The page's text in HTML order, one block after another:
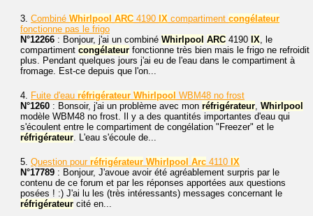
3. Combiné Whirlpool ARC 4190 IX compartiment congélateur
fonctionne pas le frigo
N°12266 : Bonjour, j'ai un combiné Whirlpool ARC 4190 IX, le
compartiment congélateur fonctionne très bien mais le frigo ne refroidit
plus. Pendant quelques jours j'ai eu de l'eau dans le compartiment à
fromage. Est-ce depuis que l'on...
4. Fuite d'eau réfrigérateur Whirlpool WBM48 no frost
N°1260 : Bonsoir, j'ai un problème avec mon réfrigérateur, Whirlpool
modèle WBM48 no frost. Il y a des quantités importantes d'eau qui
s'écoulent entre le compartiment de congélation "Freezer" et le
réfrigérateur. L'eau s'écoule de...
5. Question pour réfrigérateur Whirlpool Arc 4110 IX
N°17789 : Bonjour, J'avoue avoir été agréablement surpris par le
contenu de ce forum et par les réponses apportées aux questions
posées ! :) J'ai lu les (très intéressants) messages concernant le
réfrigérateur cité en...